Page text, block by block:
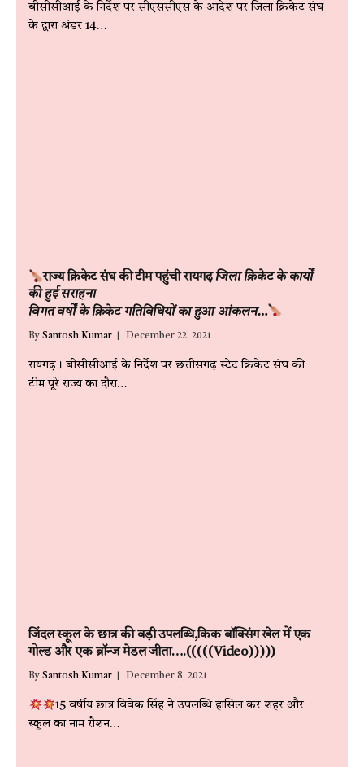
बीसीसीआई के निर्देश पर सीएससीएस के आदेश पर जिला क्रिकेट संघ
के द्वारा अंडर 14…
राज्य क्रिकेट संघ की टीम पहुंची रायगढ़जिला क्रिकेट के कार्यों
की हुई सराहना
विगत वर्षों के क्रिकेट गतिविधियों का हुआ आंकलन…
By Santosh Kumar December 22, 2021
रायगढ़। बीसीसीआई के निर्देश पर छत्तीसगढ़ स्टेट क्रिकेट संघ की
टीम पूरे राज्य का दौरा…
जिंदल स्कूल के छात्र की बड़ी उपलब्धि,किक बॉक्सिंग खेल में एक
गोल्ड और एक ब्रॉन्ज मेडल जीता….(((((Video)))))
By Santosh Kumar December 8, 2021
15 वर्षीय छात्र विवेक सिंह ने उपलब्धि हासिल कर शहर और
स्कूल का नाम रौशन…